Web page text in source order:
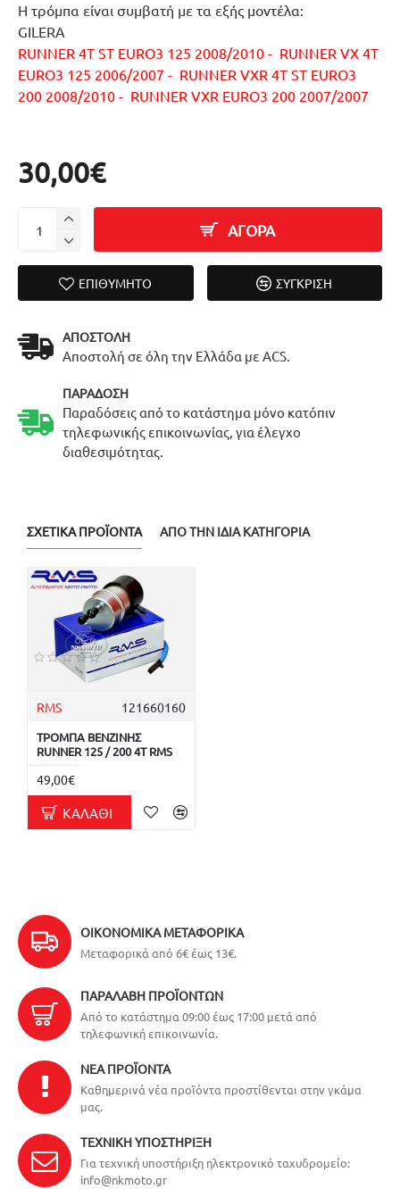
Η τρόμπα είναι συμβατή με τα εξής μοντέλα:
GILERA
RUNNER 4T ST EURO3 125 2008/2010 - RUNNER VX 4T
EURO3 125 2006/2007 - RUNNER VXR 4T ST EURO3
200 2008/2010 - RUNNER VXR EURO3 200 2007/2007
30,00€
ΑΓΟΡΑ
ΕΠΙΘΥΜΗΤΌ ΣΎΓΚΡΙΣΗ
ΑΠΟΣΤΟΛΉ
Αποστολή σε όλη την Ελλάδα με ACS.
ΠΑΡΆΔΟΣΗ
Παραδόσεις από το κατάστημα μόνο κατόπιν
τηλεφωνικής επικοινωνίας, για έλεγχο
διαθεσιμότητας.
ΣΧΕΤΙΚΆ ΠΡΟΪΌΝΤΑ ΑΠΌ ΤΗΝ ΊΔΙΑ ΚΑΤΗΓΟΡΊΑ
RMS 121660160
ΤΡΟΜΠΑ ΒΕΝΖΙΝΗΣ
RUNNER 125 / 200 4T RMS
49,00€
ΚΑΛΆΘΙ
ΟΙΚΟΝΟΜΙΚΆ ΜΕΤΑΦΟΡΙΚΆ
Μεταφορικά από 6€ έως 13€.
ΠΑΡΑΛΑΒΉ ΠΡΟΪΌΝΤΩΝ
Από το κατάστημα 09:00 έως 17:00 μετά από
τηλεφωνική επικοινωνία.
ΝΈΑ ΠΡΟΪΌΝΤΑ
Καθημερινά νέα προϊόντα προστίθενται στην γκάμα
μας.
ΤΕΧΝΙΚΉ ΥΠΟΣΤΉΡΙΞΗ
Για τεχνική υποστήριξη ηλεκτρονικό ταχυδρομείο:
info@nkmoto.gr